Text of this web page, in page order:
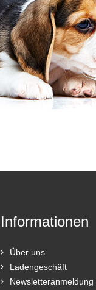
Informationen
Über uns
Ladengeschäft
Newsletteranmeldung